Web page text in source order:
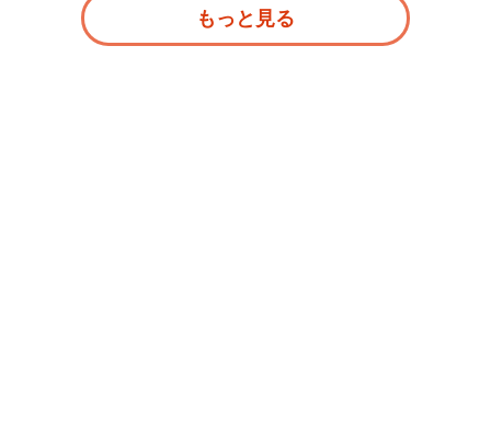
もっと見る